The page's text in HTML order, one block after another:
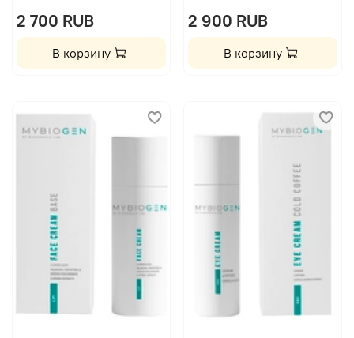
2 700 RUB
В корзину
2 900 RUB
В корзину